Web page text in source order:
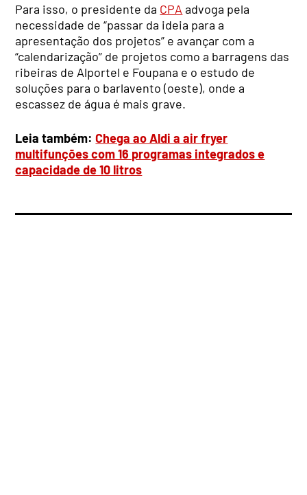
Para isso, o presidente da CPA advoga pela
necessidade de “passar da ideia para a
apresentação dos projetos” e avançar com a
“calendarização” de projetos como a barragens das
ribeiras de Alportel e Foupana e o estudo de
soluções para o barlavento (oeste), onde a
escassez de água é mais grave.
Leia também:Chega ao Aldi a air fryer
multifunções com 16 programas integrados e
capacidade de 10 litros